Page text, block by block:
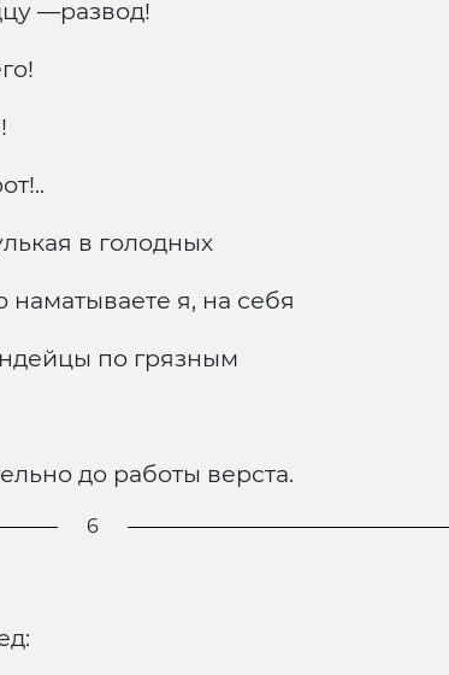
—развод!
в голодных
наматываете я, на себя
по грязным
до работы верста.
6